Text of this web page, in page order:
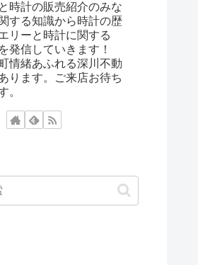
時計の販売紹介のみな
する知識から時計の歴
リーと時計に関する
発信していきます！
情緒あふれる深川不動
ります。ご来店お待ち
。